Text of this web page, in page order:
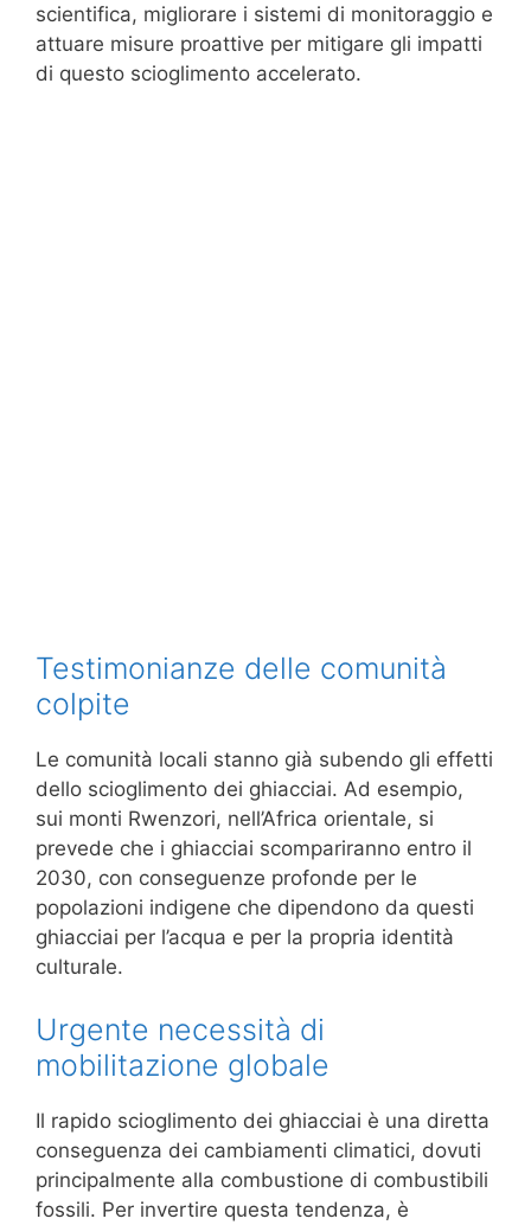
scientifica, migliorare i sistemi di monitoraggio e
attuare misure proattive per mitigare gli impatti
di questo scioglimento accelerato.
Testimonianze delle comunità
colpite
Le comunità locali stanno già subendo gli effetti
dello scioglimento dei ghiacciai. Ad esempio,
sui monti Rwenzori, nell’Africa orientale, si
prevede che i ghiacciai scompariranno entro il
2030, con conseguenze profonde per le
popolazioni indigene che dipendono da questi
ghiacciai per l’acqua e per la propria identità
culturale.
Urgente necessità di
mobilitazione globale
Il rapido scioglimento dei ghiacciai è una diretta
conseguenza dei cambiamenti climatici, dovuti
principalmente alla combustione di combustibili
fossili. Per invertire questa tendenza, è